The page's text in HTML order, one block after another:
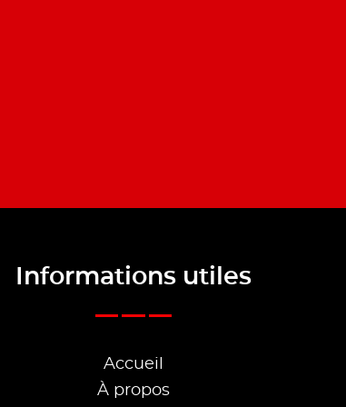
Informations utiles
Accueil
À propos